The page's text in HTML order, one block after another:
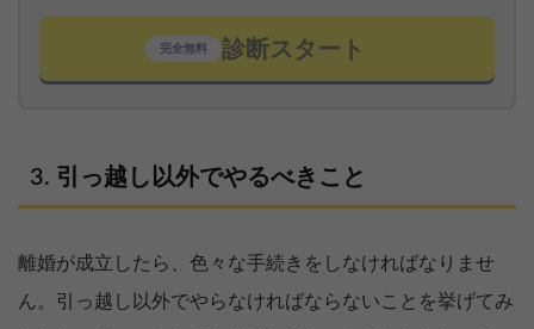
完全無料 診断スタート
引っ越し以外でやるべきこと
離婚が成立したら、色々な手続きをしなければなりませ
ん。引っ越し以外でやらなければならないことを挙げてみ